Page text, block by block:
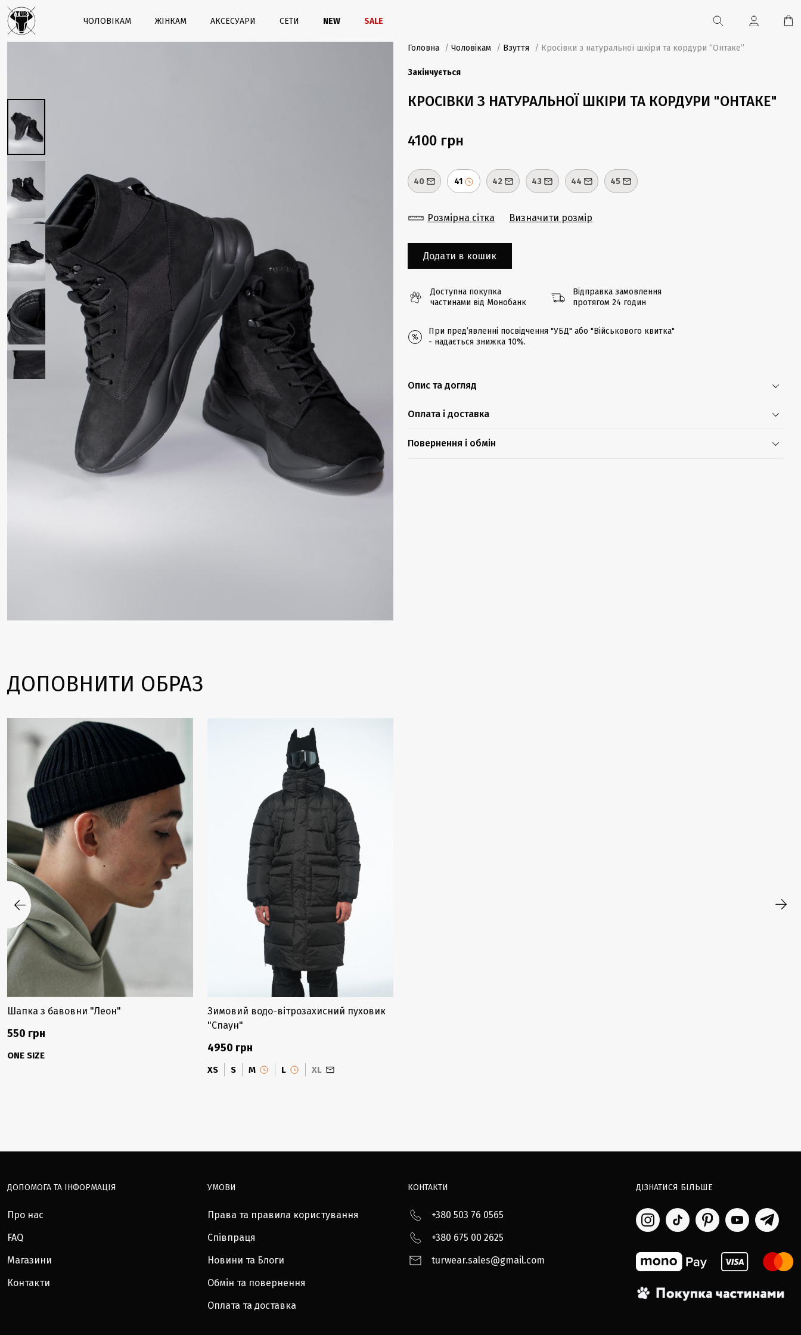
ЧОЛОВІКАМ ЖІНКАМ АКСЕСУАРИ СЕТИ NEW SALE
Головна / Чоловікам / Взуття / Кросівки з натуральної шкіри та кордури “Онтаке”
Закінчується
КРОСІВКИ З НАТУРАЛЬНОЇ ШКІРИ ТА КОРДУРИ "ОНТАКЕ"
4100 грн
40 41 42 43 44 45
Розмірна сітка Визначити розмір
Додати в кошик
Доступна покупка
частинами від Монобанк
Відправка замовлення
протягом 24 годин
При предʼявленні посвідчення "УБД" або "Військового квитка"
- надається знижка 10%.
Опис та догляд
Оплата і доставка
Повернення і обмін
ДОПОВНИТИ ОБРАЗ
Шапка з бавовни "Леон"
550 грн
ONE SIZE
Зимовий водо-вітрозахисний пуховик
"Спаун"
4950 грн
XS S M L XL
ДОПОМОГА ТА ІНФОРМАЦІЯ
Про нас
FAQ
Магазини
Контакти
УМОВИ
Права та правила користування
Співпраця
Новини та Блоги
Обмін та повернення
Оплата та доставка
КОНТАКТИ
+380 503 76 0565
+380 675 00 2625
turwear.sales@gmail.com
ДІЗНАТИСЯ БІЛЬШЕ